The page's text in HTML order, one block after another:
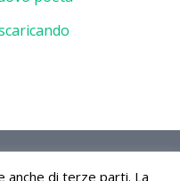
anche di terze parti. La